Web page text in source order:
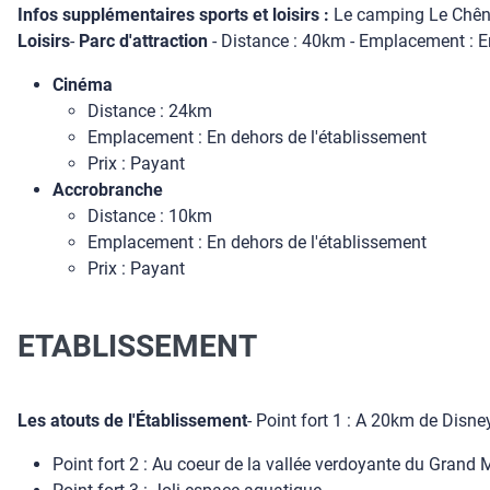
Infos supplémentaires sports et loisirs : Le camping Le
Loisirs- Parc d'attraction - Distance : 40km - Emplacement :
Cinéma
Distance : 24km
Emplacement : En dehors de l'établissement
Prix : Payant
Accrobranche
Distance : 10km
Emplacement : En dehors de l'établissement
Prix : Payant
ETABLISSEMENT
Les atouts de l'Établissement- Point fort 1 : A 20km de
Point fort 2 : Au coeur de la vallée verdoyante du Grand